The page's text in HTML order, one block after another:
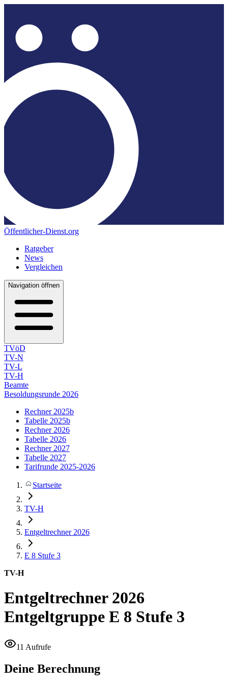
Öffentlicher-Dienst.org
Ratgeber
News
Vergleichen
Navigation öffnen
TVöD
TV-N
TV-L
TV-H
Beamte
Besoldungsrunde 2026
Rechner 2025b
Tabelle 2025b
Rechner 2026
Tabelle 2026
Rechner 2027
Tabelle 2027
Tarifrunde 2025-2026
Startseite
TV-H
Entgeltrechner 2026
E 8 Stufe 3
TV-H
Entgeltrechner 2026
Entgeltgruppe E 8 Stufe 3
11 Aufrufe
Deine Berechnung